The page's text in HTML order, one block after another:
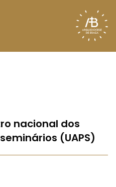
nacional dos
(UAPS)